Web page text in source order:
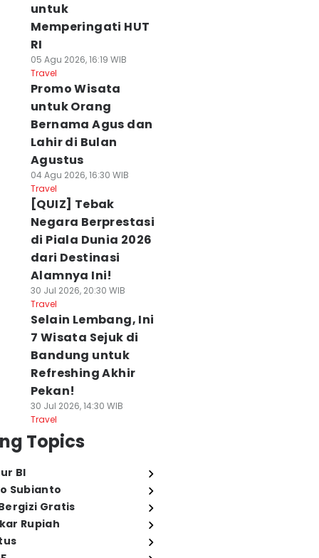
untuk
Memperingati HUT
RI
05 Agu 2026, 16:19 WIB
Travel
Promo Wisata
untuk Orang
Bernama Agus dan
Lahir di Bulan
Agustus
04 Agu 2026, 16:30 WIB
Travel
[QUIZ] Tebak
Negara Berprestasi
di Piala Dunia 2026
dari Destinasi
Alamnya Ini!
30 Jul 2026, 20:30 WIB
Travel
Selain Lembang, Ini
7 Wisata Sejuk di
Bandung untuk
Refreshing Akhir
Pekan!
30 Jul 2026, 14:30 WIB
Travel
Topics
BI
Subianto
Gratis
Rupiah